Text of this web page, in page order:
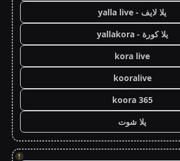
يلا لايف - yalla live
يلا كورة - yallakora
kora live
kooralive
koora 365
يلا شوت
!